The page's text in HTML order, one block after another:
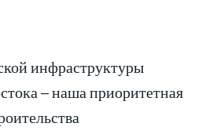
инфраструктуры
– наша приоритетная